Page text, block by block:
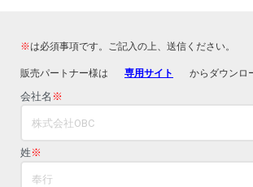
※は必須事項です。ご記入の上、送信ください。
販売パートナー様は 専用サイト からダウンロ
会社名 ※
姓 ※